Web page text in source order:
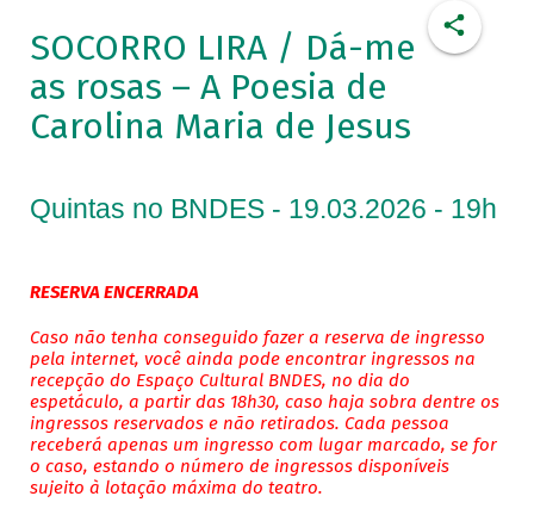
SOCORRO LIRA / Dá-me
as rosas – A Poesia de
Carolina Maria de Jesus
Quintas no BNDES - 19.03.2026 - 19h
RESERVA ENCERRADA
Caso não tenha conseguido fazer a reserva de ingresso
pela internet, você ainda pode encontrar ingressos na
recepção do Espaço Cultural BNDES, no dia do
espetáculo, a partir das 18h30, caso haja sobra dentre os
ingressos reservados e não retirados. Cada pessoa
receberá apenas um ingresso com lugar marcado, se for
o caso, estando o número de ingressos disponíveis
sujeito à lotação máxima do teatro.